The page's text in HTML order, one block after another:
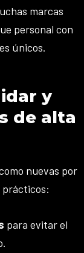
marcas
personal con
únicos.
y
de alta
nuevas por
prácticos:
para evitar el